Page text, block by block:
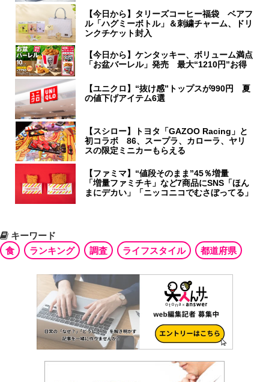
【今日から】タリーズコーヒー福袋 ベアフ
ル「ハグミーボトル」＆刺繍チャーム、ドリ
ンクチケット封入
【今日から】ケンタッキー、ボリューム満点
「お盆バーレル」発売 最大“1210円”お得
【ユニクロ】“抜け感”トップスが990円 夏
の値下げアイテム6選
【スシロー】トヨタ「GAZOO Racing」と
初コラボ 86、スープラ、カローラ、ヤリ
スの限定ミニカーもらえる
【ファミマ】“値段そのまま”45％増量
「増量ファミチキ」など7商品にSNS「ほん
まにデカい」「ニッコニコでむさぼってる」
キーワード
食
ランキング 調査 ライフスタイル 都道府県